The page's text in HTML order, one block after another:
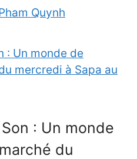
Quynh
: Un monde
du